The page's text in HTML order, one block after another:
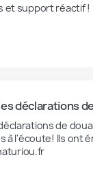
et support réactif !
déclarations
de
l'écoute! Ils ont